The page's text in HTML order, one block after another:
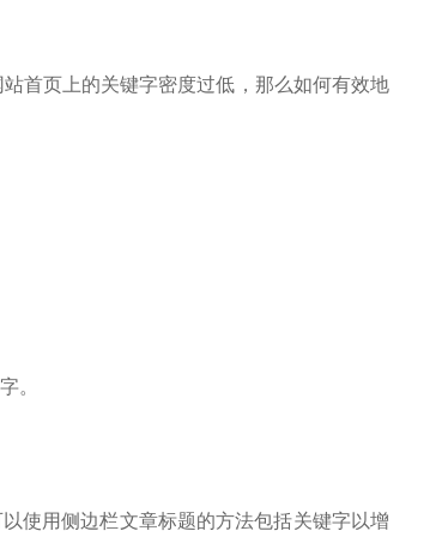
首页上的关键字密度过低，那么如何有效地
。
使用侧边栏文章标题的方法包括关键字以增